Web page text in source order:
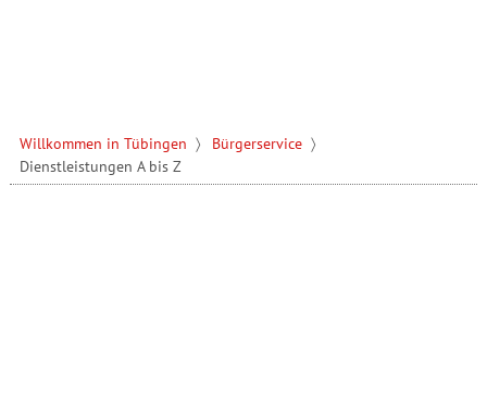
Willkommen in Tübingen
Bürgerservice
Dienstleistungen A bis Z